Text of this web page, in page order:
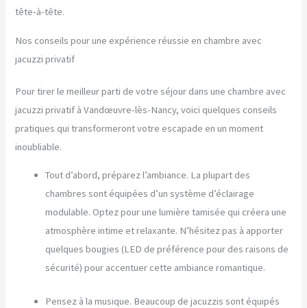
tête-à-tête.
Nos conseils pour une expérience réussie en chambre avec
jacuzzi privatif
Pour tirer le meilleur parti de votre séjour dans une chambre avec
jacuzzi privatif à Vandœuvre-lès-Nancy, voici quelques conseils
pratiques qui transformeront votre escapade en un moment
inoubliable.
Tout d’abord, préparez l’ambiance. La plupart des
chambres sont équipées d’un système d’éclairage
modulable. Optez pour une lumière tamisée qui créera une
atmosphère intime et relaxante. N’hésitez pas à apporter
quelques bougies (LED de préférence pour des raisons de
sécurité) pour accentuer cette ambiance romantique.
Pensez à la musique. Beaucoup de jacuzzis sont équipés